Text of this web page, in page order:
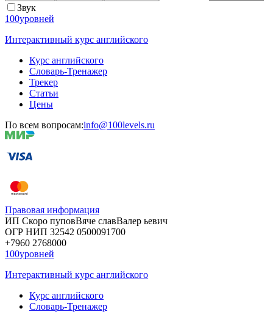
Звук
100уровней
Интерактивный курс английского
Курс английского
Словарь-Тренажер
Трекер
Статьи
Цены
По всем вопросам:info@100levels.ru
Правовая информация
ИП Скоро пуповВяче славВалер ьевич
ОГР НИП 32542 0500091700
+7960 2768000
100уровней
Интерактивный курс английского
Курс английского
Словарь-Тренажер